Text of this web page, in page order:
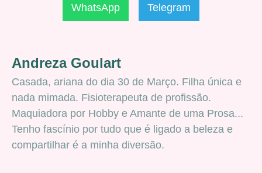
WhatsApp Telegram
Andreza Goulart
Casada, ariana do dia 30 de Março. Filha única e
nada mimada. Fisioterapeuta de profissão.
Maquiadora por Hobby e Amante de uma Prosa...
Tenho fascínio por tudo que é ligado a beleza e
compartilhar é a minha diversão.